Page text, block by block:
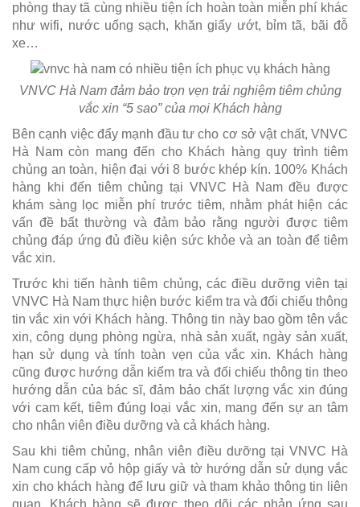
phòng thay tã cùng nhiều tiện ích hoàn toàn miễn phí khác
như wifi, nước uống sạch, khăn giấy ướt, bỉm tã, bãi đỗ
xe…
VNVC Hà Nam đảm bảo trọn vẹn trải nghiệm tiêm chủng
vắc xin “5 sao” của mọi Khách hàng
Bên cạnh việc đẩy mạnh đầu tư cho cơ sở vật chất, VNVC
Hà Nam còn mang đến cho Khách hàng quy trình tiêm
chủng an toàn, hiện đại với 8 bước khép kín. 100% Khách
hàng khi đến tiêm chủng tại VNVC Hà Nam đều được
khám sàng lọc miễn phí trước tiêm, nhằm phát hiện các
vấn đề bất thường và đảm bảo rằng người được tiêm
chủng đáp ứng đủ điều kiện sức khỏe và an toàn để tiêm
vắc xin.
Trước khi tiến hành tiêm chủng, các điều dưỡng viên tại
VNVC Hà Nam thực hiện bước kiểm tra và đối chiếu thông
tin vắc xin với Khách hàng. Thông tin này bao gồm tên vắc
xin, công dụng phòng ngừa, nhà sản xuất, ngày sản xuất,
hạn sử dụng và tính toàn vẹn của vắc xin. Khách hàng
cũng được hướng dẫn kiểm tra và đối chiếu thông tin theo
hướng dẫn của bác sĩ, đảm bảo chất lượng vắc xin đúng
với cam kết, tiêm đúng loại vắc xin, mang đến sự an tâm
cho nhân viên điều dưỡng và cả khách hàng.
Sau khi tiêm chủng, nhân viên điều dưỡng tại VNVC Hà
Nam cung cấp vỏ hộp giấy và tờ hướng dẫn sử dụng vắc
xin cho khách hàng để lưu giữ và tham khảo thông tin liên